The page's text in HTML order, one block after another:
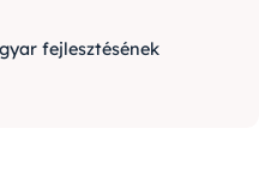
fejlesztésének